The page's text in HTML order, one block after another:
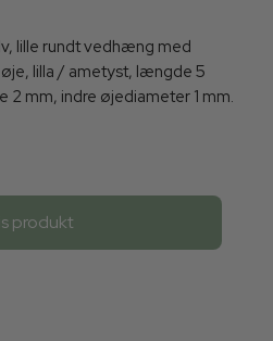
lille rundt vedhæng med
lilla / ametyst, længde 5
2 mm, indre øjediameter 1 mm.
produkt